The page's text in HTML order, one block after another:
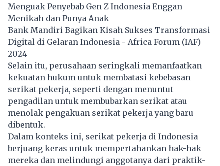
Menguak Penyebab Gen Z Indonesia Enggan
Menikah dan Punya Anak
Bank Mandiri Bagikan Kisah Sukses Transformasi
Digital di Gelaran Indonesia - Africa Forum (IAF)
2024
Selain itu, perusahaan seringkali memanfaatkan
kekuatan hukum untuk membatasi kebebasan
serikat pekerja, seperti dengan menuntut
pengadilan untuk membubarkan serikat atau
menolak pengakuan serikat pekerja yang baru
dibentuk.
Dalam konteks ini, serikat pekerja di Indonesia
berjuang keras untuk mempertahankan hak-hak
mereka dan melindungi anggotanya dari praktik-